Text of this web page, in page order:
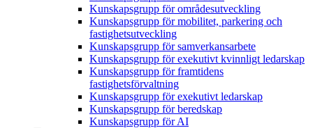
Kunskapsgrupp för områdesutveckling
Kunskapsgrupp för mobilitet, parkering och
fastighetsutveckling
Kunskapsgrupp för samverkansarbete
Kunskapsgrupp för exekutivt kvinnligt ledarskap
Kunskapsgrupp för framtidens
fastighetsförvaltning
Kunskapsgrupp för exekutivt ledarskap
Kunskapsgrupp för beredskap
Kunskapsgrupp för AI